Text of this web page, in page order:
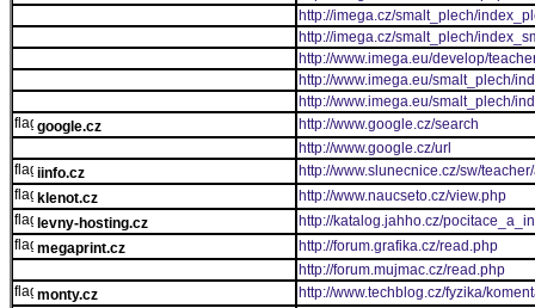
http://imega.cz/smalt_plech/
http://imega.cz/smalt_plech/
http://www.imega.eu/develop/
http://www.imega.eu/smalt_plech/
http://www.imega.eu/smalt_plech/
google.cz
http://www.google.cz/search
http://www.google.cz/url
iinfo.cz
http://www.slunecnice.cz/sw/
klenot.cz
http://www.naucseto.cz/view.php
levny-hosting.cz
http://katalog.jahho.cz/
megaprint.cz
http://forum.grafika.cz/read.php
http://forum.mujmac.cz/read.php
monty.cz
http://www.techblog.cz/fyzika/